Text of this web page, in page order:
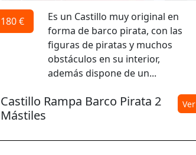
Es un Castillo muy original en
forma de barco pirata, con las
figuras de piratas y muchos
obstáculos en su interior,
además dispone de un...
180 €
Castillo Rampa Barco Pirata 2
Mástiles
Ver